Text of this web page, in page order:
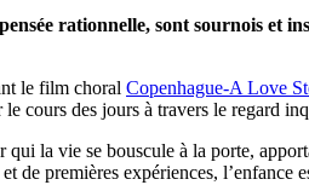
rationnelle, sont sournois et
le film choral Copenhague-A Love
cours des jours à travers le regard
la vie se bouscule à la porte,
de premières expériences,